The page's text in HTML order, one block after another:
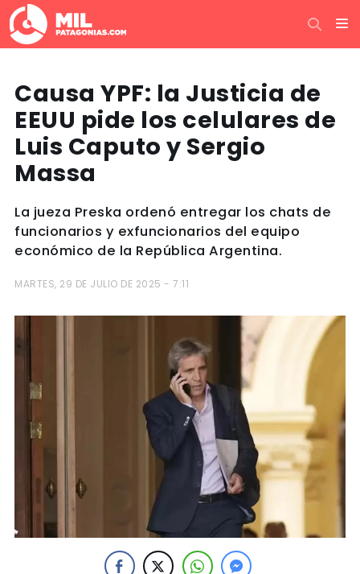
Causa YPF: la Justicia de
EEUU pide los celulares de
Luis Caputo y Sergio
Massa
La jueza Preska ordenó entregar los chats de
funcionarios y exfuncionarios del equipo
económico de la República Argentina.
MARTES, 29 DE JULIO DE 2025 - 7:11